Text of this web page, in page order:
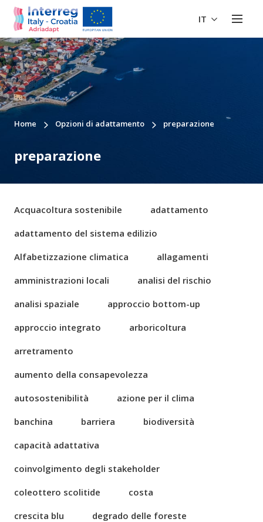
IT
Home Opzioni di adattamento preparazione
preparazione
Acquacoltura sostenibile
adattamento
adattamento del sistema edilizio
Alfabetizzazione climatica
allagamenti
amministrazioni locali
analisi del rischio
analisi spaziale
approccio bottom-up
approccio integrato
arboricoltura
arretramento
aumento della consapevolezza
autosostenibilità
azione per il clima
banchina
barriera
biodiversità
capacità adattativa
coinvolgimento degli stakeholder
coleottero scolitide
costa
crescita blu
degrado delle foreste